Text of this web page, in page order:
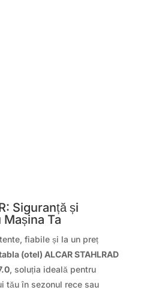
Siguranță și
Ta
fiabile și la un preț
(otel) ALCAR STAHLRAD
, soluția ideală pentru
tău în sezonul rece sau